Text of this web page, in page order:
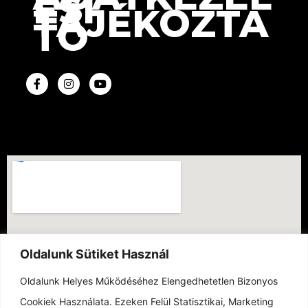
Oldalunk Sütiket Használ
Oldalunk Helyes Működéséhez Elengedhetetlen Bizonyos
Cookiek Használata. Ezeken Felül Statisztikai, Marketing
ÉSI
TÁJÉKOZTA
TÓ